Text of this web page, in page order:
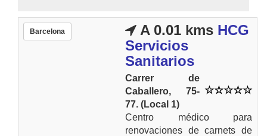
Barcelona A 0.01 kms HCG
Servicios
Sanitarios
Carrer de
Caballero, 75-
77. (Local 1)
Centro médico para
renovaciones de carnets de